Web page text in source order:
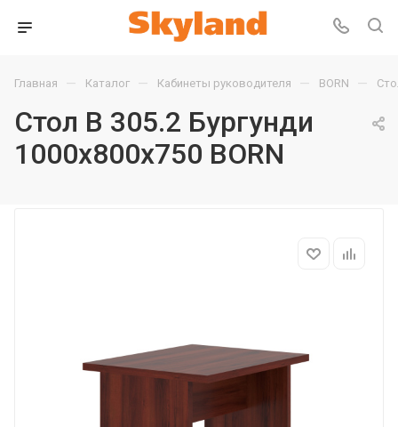
Главная — Каталог — Кабинеты руководителя — BORN —
Стол B 305.2 Бургунди
1000х800х750 BORN